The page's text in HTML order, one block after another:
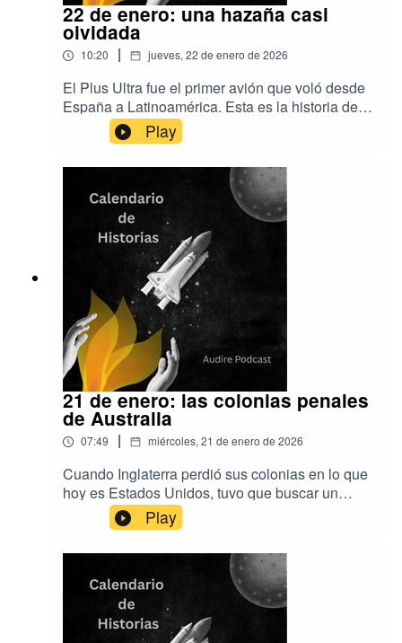
22 de enero: una hazaña casi
olvidada
10:20 | jueves, 22 de enero de 2026
El Plus Ultra fue el primer avión que voló desde
España a Latinoamérica. Esta es la historia del
vuelo y qué pasó con la tripulación y con el
avión.Música de Aser Rodríguez y
EpidemicSoundProducción de Audire
Podcastwww.audirepodcast.com
Play
21 de enero: las colonias penales
de Australia
07:49 | miércoles, 21 de enero de 2026
Cuando Inglaterra perdió sus colonias en lo que
hoy es Estados Unidos, tuvo que buscar un
nuevo lugar al que enviar sus detenidos. Y lo
encontró en el otro lado del mundo:
Australia.Música de Aser Rodríguez y
EpidemicSoundProducción de Audire
Podcastwww.audirepodcast.com
Play